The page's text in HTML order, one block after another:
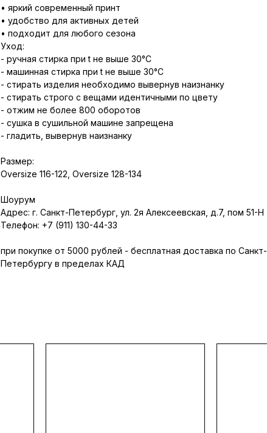
• яркий современный принт
• удобство для активных детей
• подходит для любого сезона
Уход:
- ручная стирка при t не выше 30°С
- машинная стирка при t не выше 30°С
- стирать изделия необходимо вывернув наизнанку
- стирать строго с вещами идентичными по цвету
- отжим не более 800 оборотов
- сушка в сушильной машине запрещена
- гладить, вывернув наизнанку
Размер:
Oversize 116-122, Oversize 128-134
Шоурум
Адрес: г. Санкт-Петербург, ул. 2я Алексеевская, д.7, пом 51-Н
Телефон: +7 (911) 130-44-33
при покупке от 5000 рублей - бесплатная доставка по Санкт-
Петербургу в пределах КАД